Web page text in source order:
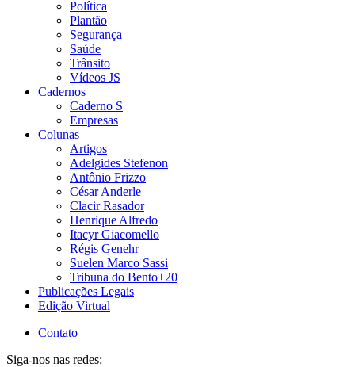
Política
Plantão
Segurança
Saúde
Trânsito
Vídeos JS
Cadernos
Caderno S
Empresas
Colunas
Artigos
Adelgides Stefenon
Antônio Frizzo
César Anderle
Clacir Rasador
Henrique Alfredo
Itacyr Giacomello
Régis Genehr
Suelen Marco Sassi
Tribuna do Bento+20
Publicações Legais
Edição Virtual
Contato
Siga-nos nas redes: